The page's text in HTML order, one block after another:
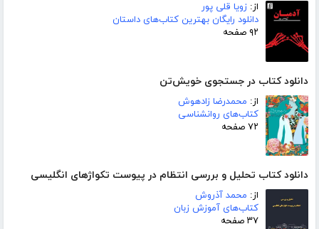
از: زویا قلی پور
دانلود رایگان بهترین کتاب‌های داستان
۹۲ صفحه
دانلود کتاب در جستجوی خویش‌تن
از: محمدرضا زادهوش
کتاب‌های روانشناسی
۷۲ صفحه
دانلود کتاب تحلیل و بررسی انتظام در پیوست تکواژهای انگلیسی
از: محمد آذروش
کتاب‌های آموزش زبان
۳۷ صفحه